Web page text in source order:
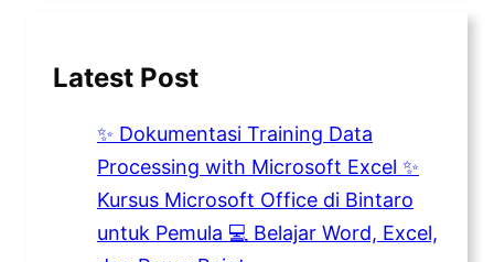
Latest Post
✨ Dokumentasi Training Data
Processing with Microsoft Excel ✨
Kursus Microsoft Office di Bintaro
untuk Pemula 💻 Belajar Word, Excel,